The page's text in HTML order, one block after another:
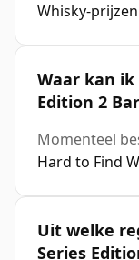
Whisky-prijzen
Waar kan
Edition 2
Momenteel
Hard to Find
Uit welke
Series